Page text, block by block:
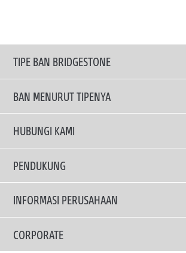
TIPE BAN BRIDGESTONE
TRUCKS & BUSES TYRES
BAN MENURUT TIPENYA
Ban ENLITEN
Ban Performa
Ban Touring
Ban Hemat Bahan Bakar
HUBUNGI KAMI
Email Kami
PENDUKUNG
Privacy Policy
Terms Of Use
INFORMASI PERUSAHAAN
Mengapa Bridgestone?
CORPORATE